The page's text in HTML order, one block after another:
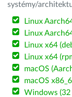
systémy/
Linux
Linux
Linux x64
Linux x64
macOS
macOS
Windows